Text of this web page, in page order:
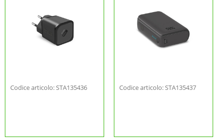
Codice articolo: STA135436 Codice articolo: STA135437